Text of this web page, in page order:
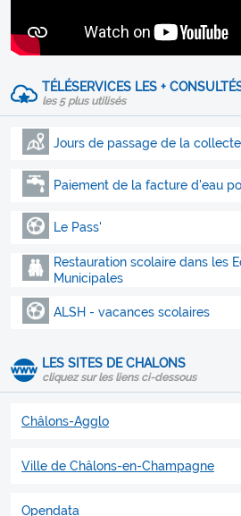
TÉLÉSERVICES LES +
les 5 plus utilisés
Jours de passage de la
Paiement de la facture d'eau
Le Pass'
Restauration scolaire dans les
Municipales
ALSH - vacances scolaires
LES SITES DE CHALONS
cliquez sur les liens ci-dessous
Châlons-Agglo
Ville de Châlons-en-Champagne
Opendata